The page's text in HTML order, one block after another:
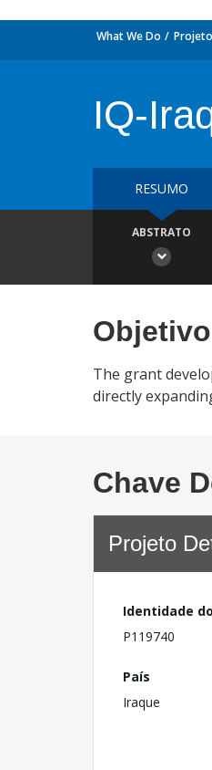
What We Do
IQ-
RESUMO
ABSTRATO
The grant
directly
Chave
Projeto
Identidade
P119740
País
Iraque